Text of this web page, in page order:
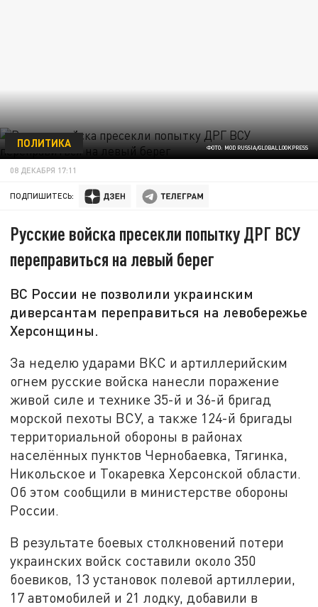
ФОТО: MOD RUSSIA/GLOBALLOOKPRESS
ПОЛИТИКА
08 ДЕКАБРЯ 17:11
ПОДПИШИТЕСЬ:
Русские войска пресекли попытку ДРГ ВСУ
переправиться на левый берег
ВС России не позволили украинским
диверсантам переправиться на левобережье
Херсонщины.
За неделю ударами ВКС и артиллерийским
огнем русские войска нанесли поражение
живой силе и технике 35-й и 36-й бригад
морской пехоты ВСУ, а также 124-й бригады
территориальной обороны в районах
населённых пунктов Чернобаевка, Тягинка,
Никольское и Токаревка Херсонской области.
Об этом сообщили в министерстве обороны
России.
В результате боевых столкновений потери
украинских войск составили около 350
боевиков, 13 установок полевой артиллерии,
17 автомобилей и 21 лодку, добавили в